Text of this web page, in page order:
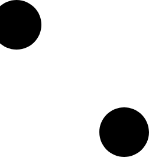
Sign up
account?